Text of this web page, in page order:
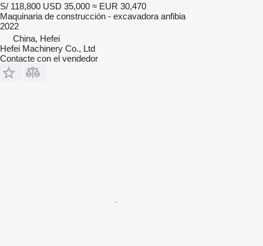
S/ 118,800 USD 35,000 ≈ EUR 30,470
Maquinaria de construcción - excavadora anfibia
2022
China, Hefei
Hefei Machinery Co., Ltd
Contacte con el vendedor